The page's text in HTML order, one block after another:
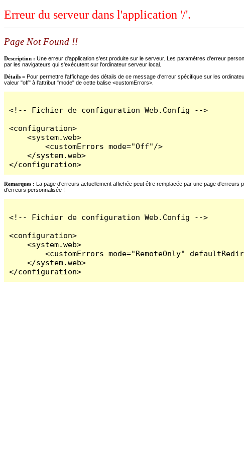
Erreur du serveur dans l'application '/'.
Page Not Found !!
Description : Une erreur d'application s'est produite sur le serveur. Les paramètres d'erreur
par les navigateurs qui s'exécutent sur l'ordinateur serveur local.
Détails = Pour permettre l'affichage des détails de ce message d'erreur spécifique sur les
valeur "off" à l'attribut "mode" de cette balise <customErrors>.
<!-- Fichier de configuration Web.Config -->
<configuration>
    <system.web>
        <customErrors mode="Off"/>
    </system.web>
</configuration>
Remarques : La page d'erreurs actuellement affichée peut être remplacée par une page
d'erreurs personnalisée !
<!-- Fichier de configuration Web.Config -->
<configuration>
    <system.web>
<customErrors mode="RemoteOnly"
    </system.web>
</configuration>